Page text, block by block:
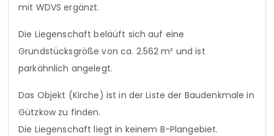
mit WDVS ergänzt.
Die Liegenschaft beläüft sich auf eine
Grundstücksgröße von ca. 2.562 m² und ist
parkähnlich angelegt.
Das Objekt (Kirche) ist in der Liste der Baudenkmale in
Gützkow zu finden.
Die Liegenschaft liegt in keinem B-Plangebiet.